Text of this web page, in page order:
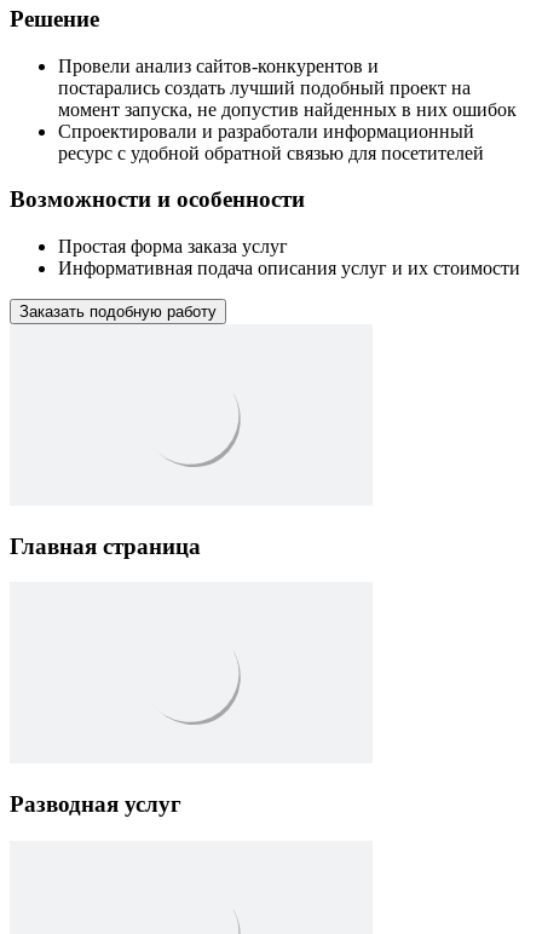
Решение
Провели анализ сайтов-конкурентов и
постарались создать лучший подобный проект на
момент запуска, не допустив найденных в них ошибок
Спроектировали и разработали информационный
ресурс с удобной обратной связью для посетителей
Возможности и особенности
Простая форма заказа услуг
Информативная подача описания услуг и их стоимости
Заказать подобную работу
Главная страница
Разводная услуг